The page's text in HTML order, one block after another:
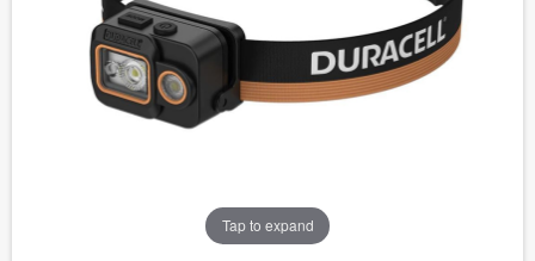
Tap to expand